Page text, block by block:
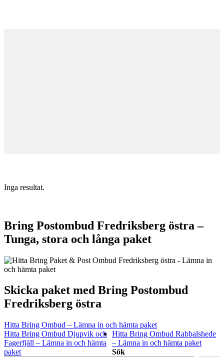
Inga resultat.
Bring Postombud Fredriksberg östra –
Tunga, stora och långa paket
Skicka paket med Bring Postombud
Fredriksberg östra
Hitta Bring Ombud – Lämna in och hämta paket
Hitta Bring Ombud Djupvik och
Fagerfjäll – Lämna in och hämta
paket
Hitta Bring Ombud Rabbalshede
– Lämna in och hämta paket
Sök